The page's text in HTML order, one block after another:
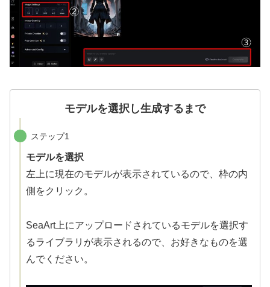
モデルを選択し生成するまで
ステップ1
モデルを選択
左上に現在のモデルが表示されているので、枠の内
側をクリック。
SeaArt上にアップロードされているモデルを選択す
るライブラリが表示されるので、お好きなものを選
んでください。